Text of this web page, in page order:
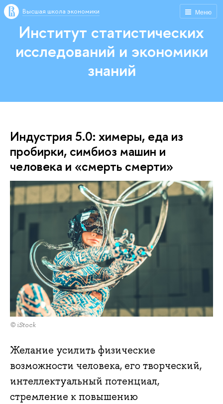
Меню
Высшая школа экономики
Институт статистических
исследований и экономики
знаний
Индустрия 5.0: химеры, еда из
пробирки, симбиоз машин и
человека и «смерть смерти»
© iStock
Желание усилить физические
возможности человека, его творческий,
интеллектуальный потенциал,
стремление к повышению